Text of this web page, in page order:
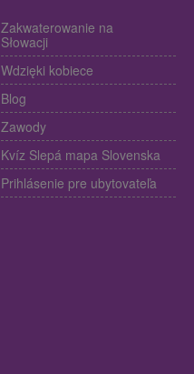
Zakwaterowanie na
Słowacji
Wdzięki kobiece
Blog
Zawody
Kvíz Slepá mapa Slovenska
Prihlásenie pre ubytovateľa